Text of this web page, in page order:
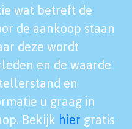
wat betreft de
de aankoop staan
deze wordt
en de waarde
en
u graag in
Bekijk hier gratis